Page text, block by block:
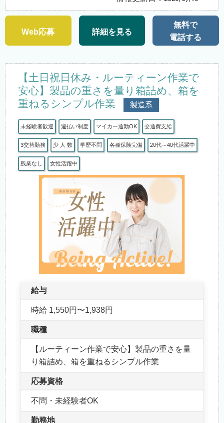
Web応募 詳細を見る
無料で
電話する
【土日祝日休み・ルーティーン作業で
安心】製品の重さを量り箱詰め、箱を
重ねるシンプル作業
製造系
未経験者歓迎 週払い制度 マイカー通勤OK 交通費支給
3交替勤務 少 人 数 学歴不問 各種保険完備 20代～40代活躍中
残業なし 女性活躍中
給与
時給 1,550円〜1,938円
職種
【ルーティーン作業で安心】製品の重さを量
り箱詰め、箱を重ねるシンプル作業
応募資格
不問・未経験者OK
勤務地